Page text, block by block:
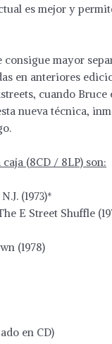
es mejor y
consigue mayor
en anteriores
cuando
nueva técnica,
(8CD / 8LP) son:
(1973)*
E Street Shuffle
(1978)
en CD)